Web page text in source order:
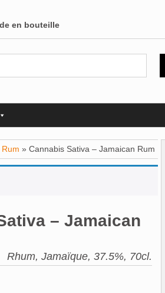
en bouteille
» Cannabis Sativa – Jamaican Rum
– Jamaican
Rhum, Jamaïque, 37.5%, 70cl.